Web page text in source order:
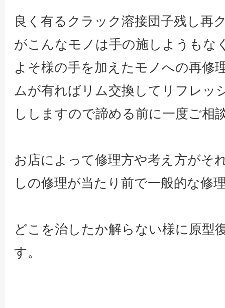
良く有るクラック溶接団子残し再
がこんなモノは手の施しようもな
よそ様の手を加えたモノへの再修
ムが有ればリム交換してリフレッ
ししますので諦める前に一度ご相
お店によって修理方や考え方がそ
しの修理が当たり前で一般的な修
どこを治したか解らない様に原型
す。